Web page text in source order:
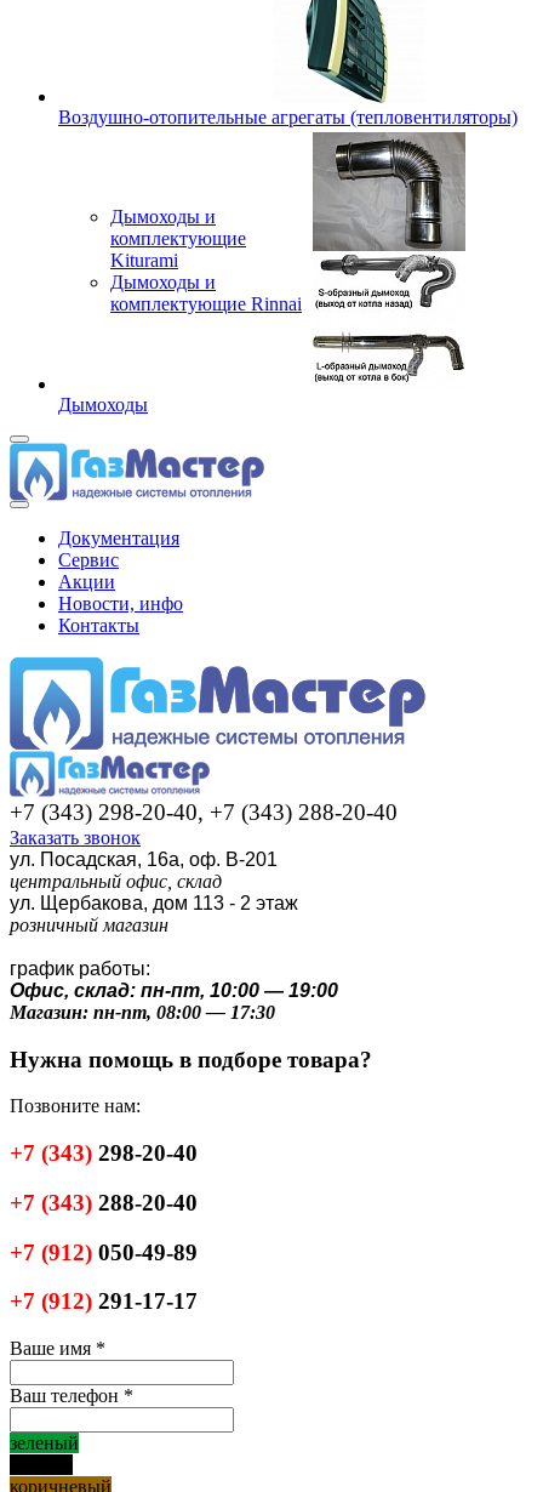
Воздушно-отопительные агрегаты (тепловентиляторы)
Дымоходы и
комплектующие
Kiturami
Дымоходы и
комплектующие Rinnai
Дымоходы
Документация
Сервис
Акции
Новости, инфо
Контакты
+7 (343) 298-20-40, +7 (343) 288-20-40
Заказать звонок
ул. Посадская, 16а, оф. В-201
центральный офис, склад
ул. Щербакова, дом 113 - 2 этаж
розничный магазин
график работы:
Офис, склад: пн-пт, 10:00 — 19:00
Магазин: пн-пт, 08:00 — 17:30
Нужна помощь в подборе товара?
Позвоните нам:
+7 (343) 298-20-40
+7 (343) 288-20-40
+7 (912) 050-49-89
+7 (912) 291-17-17
Ваше имя *
Ваш телефон *
зеленый
коричневый